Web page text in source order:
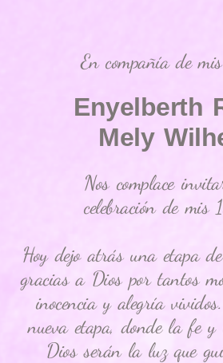
En compañía de
Enyelberth
Mely
Nos complace
celebración de mis
Hoy dejo atrás una etapa
gracias a Dios por tantos
inocencia y alegría
nueva etapa, donde la fe y
Dios serán la luz que